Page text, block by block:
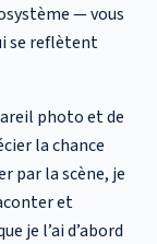
— vous
se reflètent
photo et de
la chance
par la scène, je
et
je l’ai d’abord